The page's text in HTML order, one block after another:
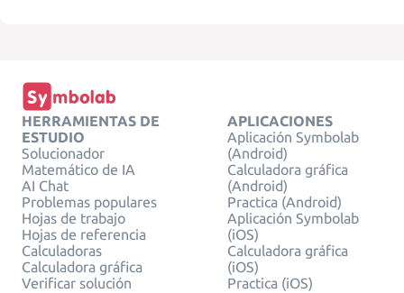
HERRAMIENTAS DE
ESTUDIO
Solucionador
Matemático de IA
AI Chat
Problemas populares
Hojas de trabajo
Hojas de referencia
Calculadoras
Calculadora gráfica
Verificar solución
APLICACIONES
Aplicación Symbolab
(Android)
Calculadora gráfica
(Android)
Practica (Android)
Aplicación Symbolab
(iOS)
Calculadora gráfica
(iOS)
Practica (iOS)